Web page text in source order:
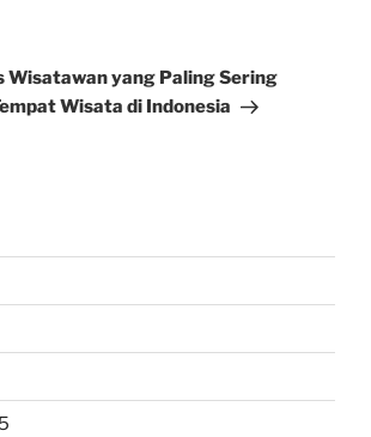
Wisatawan yang Paling Sering
Wisata di Indonesia